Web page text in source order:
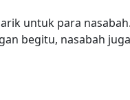
untuk para
begitu, nasabah